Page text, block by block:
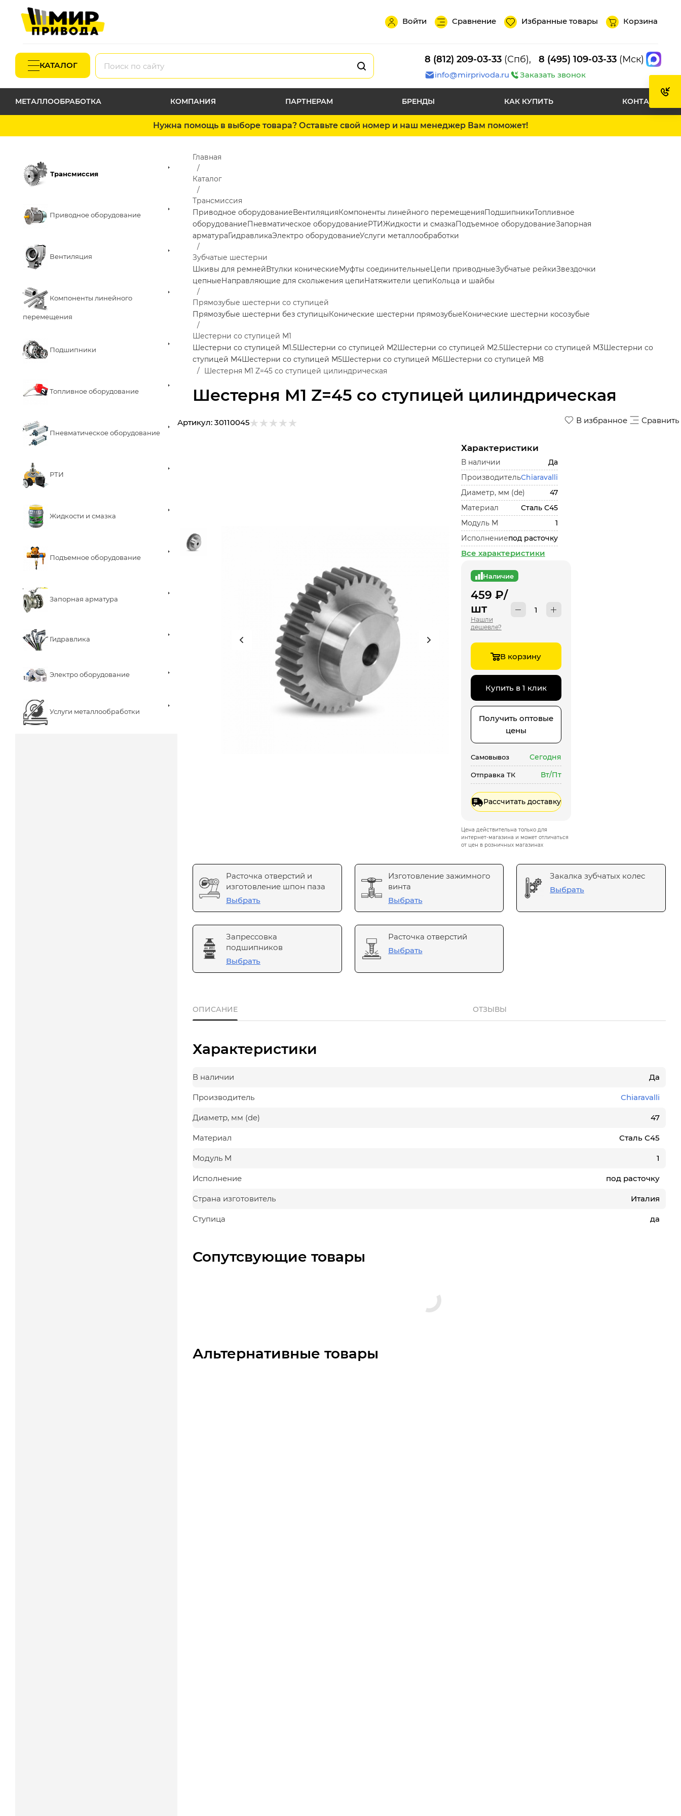
Войти Сравнение Избранные товары Корзина
КАТАЛОГ
8 (812) 209-03-33 (Спб), 8 (495) 109-03-33 (Мск)
info@mirprivoda.ru Заказать звонок
МЕТАЛЛООБРАБОТКА КОМПАНИЯ ПАРТНЕРАМ БРЕНДЫ КАК КУПИТЬ КОНТАКТЫ
Нужна помощь в выборе товара? Оставьте свой номер и наш менеджер Вам поможет!
Трансмиссия
Приводное оборудование
Вентиляция
Компоненты линейного
перемещения
Подшипники
Топливное оборудование
Пневматическое оборудование
РТИ
Жидкости и смазка
Подъемное оборудование
Запорная арматура
Гидравлика
Электро оборудование
Услуги металлообработки
Шестерня M1 Z=45 со ступицей цилиндрическая
Главная
Каталог
Трансмиссия
Приводное оборудованиеВентиляцияКомпоненты линейного перемещенияПодшипникиТопливное
оборудованиеПневматическое оборудованиеРТИЖидкости и смазкаПодъемное оборудованиеЗапорная
арматураГидравликаЭлектро оборудованиеУслуги металлообработки
Зубчатые шестерни
Шкивы для ремнейВтулки коническиеМуфты соединительныеЦепи приводныеЗубчатые рейкиЗвездочки
цепныеНаправляющие для скольжения цепиНатяжители цепиКольца и шайбы
Прямозубые шестерни со ступицей
Прямозубые шестерни без ступицыКонические шестерни прямозубыеКонические шестерни косозубые
Шестерни со ступицей М1
Шестерни со ступицей М1.5Шестерни со ступицей М2Шестерни со ступицей М2.5Шестерни со ступицей М3Шестерни со
ступицей М4Шестерни со ступицей М5Шестерни со ступицей М6Шестерни со ступицей М8
Шестерня M1 Z=45 со ступицей цилиндрическая
В избранное Сравнить
Артикул: 30110045
Характеристики
В наличии
Да
ПроизводительChiaravalli
Диаметр, мм (de)
47
Материал
Сталь С45
Модуль М
1
Исполнениепод расточку
Все характеристики
Наличие
459 ₽/
шт
Нашли
дешевле?
В корзину
Купить в 1 клик
Получить оптовые
цены
Самовывоз Сегодня
Отправка ТК Вт/Пт
Рассчитать доставку
Цена действительна только для
интернет-магазина и может отличаться
от цен в розничных магазинах
Расточка отверстий и
изготовление шпон паза
Выбрать
Изготовление зажимного
винта
Выбрать
Закалка зубчатых колес
Выбрать
Запрессовка
подшипников
Выбрать
Расточка отверстий
Выбрать
ОПИСАНИЕ ОТЗЫВЫ
Характеристики
В наличии Да
Производитель Chiaravalli
Диаметр, мм (de) 47
Материал Сталь С45
Модуль М 1
Исполнение под расточку
Страна изготовитель Италия
Ступица да
Сопутсвующие товары
Альтернативные товары